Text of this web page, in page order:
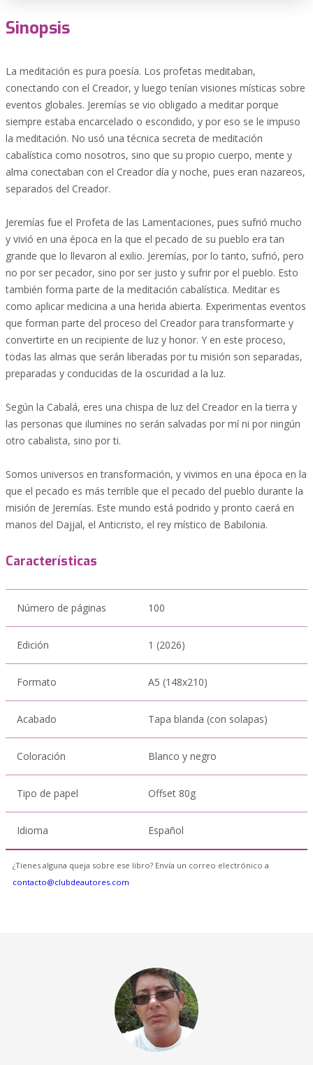
Sinopsis
La meditación es pura poesía. Los profetas meditaban,
conectando con el Creador, y luego tenían visiones místicas sobre
eventos globales. Jeremías se vio obligado a meditar porque
siempre estaba encarcelado o escondido, y por eso se le impuso
la meditación. No usó una técnica secreta de meditación
cabalística como nosotros, sino que su propio cuerpo, mente y
alma conectaban con el Creador día y noche, pues eran nazareos,
separados del Creador.
Jeremías fue el Profeta de las Lamentaciones, pues sufrió mucho
y vivió en una época en la que el pecado de su pueblo era tan
grande que lo llevaron al exilio. Jeremías, por lo tanto, sufrió, pero
no por ser pecador, sino por ser justo y sufrir por el pueblo. Esto
también forma parte de la meditación cabalística. Meditar es
como aplicar medicina a una herida abierta. Experimentas eventos
que forman parte del proceso del Creador para transformarte y
convertirte en un recipiente de luz y honor. Y en este proceso,
todas las almas que serán liberadas por tu misión son separadas,
preparadas y conducidas de la oscuridad a la luz.
Según la Cabalá, eres una chispa de luz del Creador en la tierra y
las personas que ilumines no serán salvadas por mí ni por ningún
otro cabalista, sino por ti.
Somos universos en transformación, y vivimos en una época en la
que el pecado es más terrible que el pecado del pueblo durante la
misión de Jeremías. Este mundo está podrido y pronto caerá en
manos del Dajjal, el Anticristo, el rey místico de Babilonia.
Características
Número de páginas 100
Edición 1 (2026)
Formato A5 (148x210)
Acabado Tapa blanda (con solapas)
Coloración Blanco y negro
Tipo de papel Offset 80g
Idioma Español
¿Tienes alguna queja sobre ese libro? Envía un correo electrónico a
contacto@clubdeautores.com